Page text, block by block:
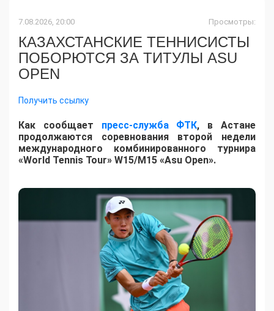
7.08.2026, 20:00 Просмотры:
КАЗАХСТАНСКИЕ ТЕННИСИСТЫ
ПОБОРЮТСЯ ЗА ТИТУЛЫ ASU
OPEN
Получить ссылку
Как сообщает пресс-служба ФТК, в Астане
продолжаются соревнования второй недели
международного комбинированного турнира
«World Tennis Tour» W15/M15 «Asu Open».